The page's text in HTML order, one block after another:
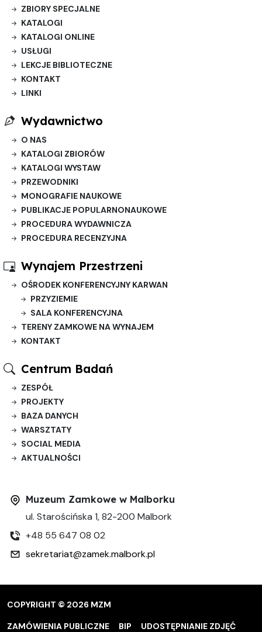
ZBIORY SPECJALNE
KATALOGI
KATALOGI ONLINE
USŁUGI
LEKCJE BIBLIOTECZNE
KONTAKT
LINKI
Wydawnictwo
O NAS
KATALOGI ZBIORÓW
KATALOGI WYSTAW
PRZEWODNIKI
MONOGRAFIE NAUKOWE
PUBLIKACJE POPULARNONAUKOWE
PROCEDURA WYDAWNICZA
PROCEDURA RECENZYJNA
Wynajem Przestrzeni
OŚRODEK KONFERENCYJNY KARWAN
PRZYZIEMIE
SALA KONFERENCYJNA
TERENY ZAMKOWE NA WYNAJEM
KONTAKT
Centrum Badań
ZESPÓŁ
PROJEKTY
BAZA DANYCH
WARSZTATY
SOCIAL MEDIA
AKTUALNOŚCI
Muzeum Zamkowe w Malborku
ul. Starościńska 1, 82-200 Malbork
+48 55 647 08 02
sekretariat@zamek.malbork.pl
COPYRIGHT © 2026 MZM
ZAMÓWIENIA PUBLICZNE BIP UDOSTĘPNIANIE ZDJĘĆ